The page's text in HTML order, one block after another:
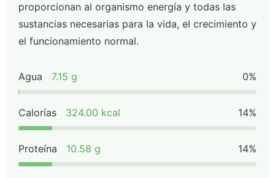
proporcionan al organismo energía y todas las
sustancias necesarias para la vida, el crecimiento y
el funcionamiento normal.
Agua 7.15 g 0%
Calorías 324.00 kcal 14%
Proteína 10.58 g 14%